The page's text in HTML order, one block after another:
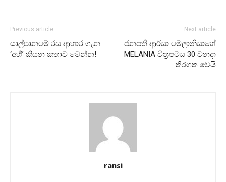
Previous article
යාල්පානමේ රස ආහාර ගැන
‘අභී’ කියන කතාව මෙන්න!
Next article
ජනපති ආර්යා මෙලානියාගේ
MELANIA චිත්‍රපටය 30 වනදා
තිරගත වෙයි
ransi